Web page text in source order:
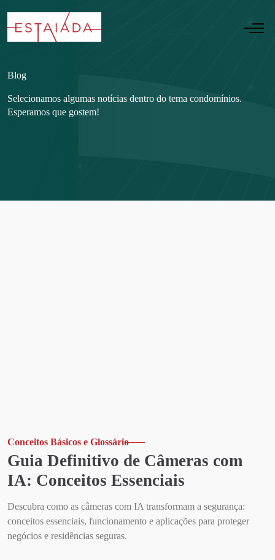
Blog
Selecionamos algumas notícias dentro do tema condomínios.
Esperamos que gostem!
Conceitos Básicos e Glossário
Guia Definitivo de Câmeras com
IA: Conceitos Essenciais
Descubra como as câmeras com IA transformam a segurança:
conceitos essenciais, funcionamento e aplicações para proteger
negócios e residências seguras.